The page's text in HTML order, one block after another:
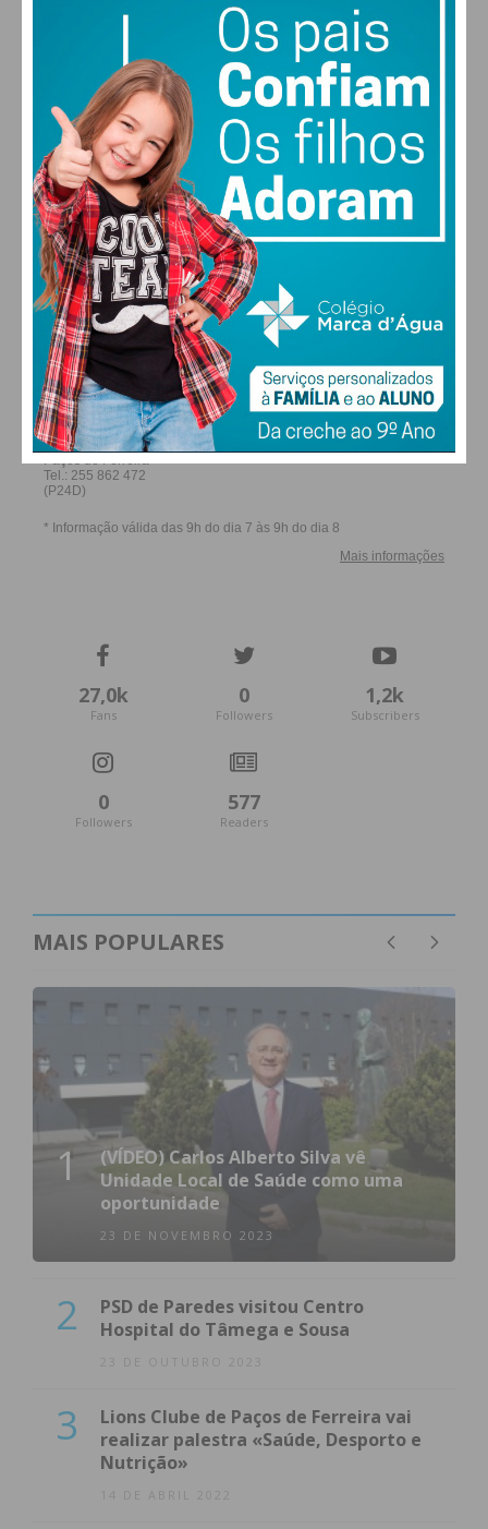
28 °
SÁB
27
DOM
29
SEG
29
TER
ALTERAR
FARMACIAS DE SERVIÇO EM PAÇOS DE
FERREIRA
27,0k
Fans
0
Followers
1,2k
Subscribers
0
Followers
577
Readers
MAIS POPULARES
1
(VÍDEO) Carlos Alberto Silva vê
Unidade Local de Saúde como uma
oportunidade
23 DE NOVEMBRO 2023
2
PSD de Paredes visitou Centro
Hospital do Tâmega e Sousa
23 DE OUTUBRO 2023
3
Lions Clube de Paços de Ferreira vai
realizar palestra «Saúde, Desporto e
Nutrição»
14 DE ABRIL 2022